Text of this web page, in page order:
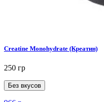
Creatine Monohydrate (Креатин)
250 гр
Без вкусов